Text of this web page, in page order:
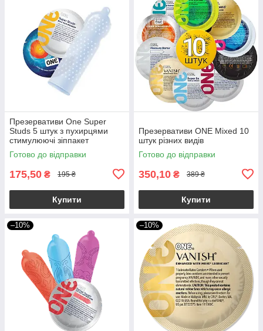
Презервативи One Super
Studs 5 штук з пухирцями
стимулюючі зіппакет
Готово до відправки
175,50 ₴ 195 ₴
Купити
Презервативи ONE Mixed 10
штук різних видів
Готово до відправки
350,10 ₴ 389 ₴
Купити
–10% –10%